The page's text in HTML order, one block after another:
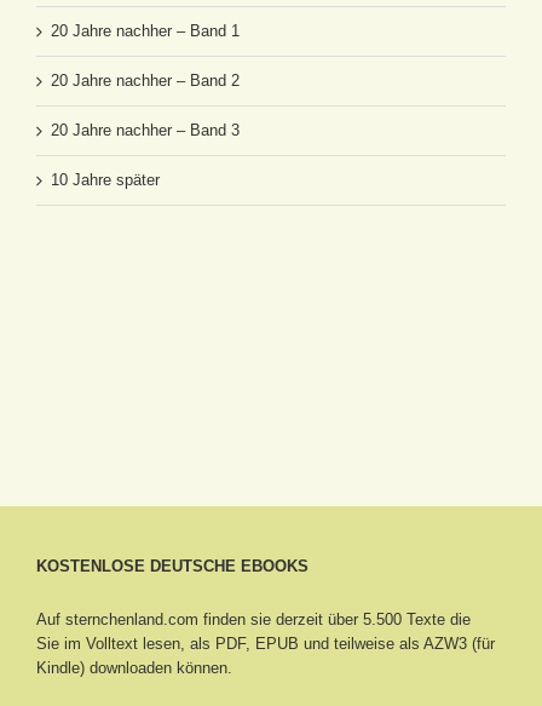
20 Jahre nachher – Band 1
20 Jahre nachher – Band 2
20 Jahre nachher – Band 3
10 Jahre später
KOSTENLOSE DEUTSCHE EBOOKS
Auf sternchenland.com finden sie derzeit über 5.500 Texte die
Sie im Volltext lesen, als PDF, EPUB und teilweise als AZW3 (für
Kindle) downloaden können.